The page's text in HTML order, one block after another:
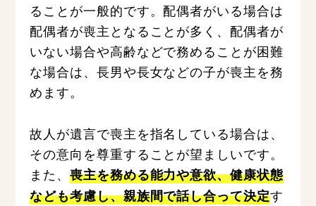
ることが一般的です。配偶者がいる場合は
配偶者が喪主となることが多く、配偶者が
いない場合や高齢などで務めることが困難
な場合は、長男や長女などの子が喪主を務
めます。
故人が遺言で喪主を指名している場合は、
その意向を尊重することが望ましいです。
また、喪主を務める能力や意欲、健康状態
なども考慮し、親族間で話し合って決定す